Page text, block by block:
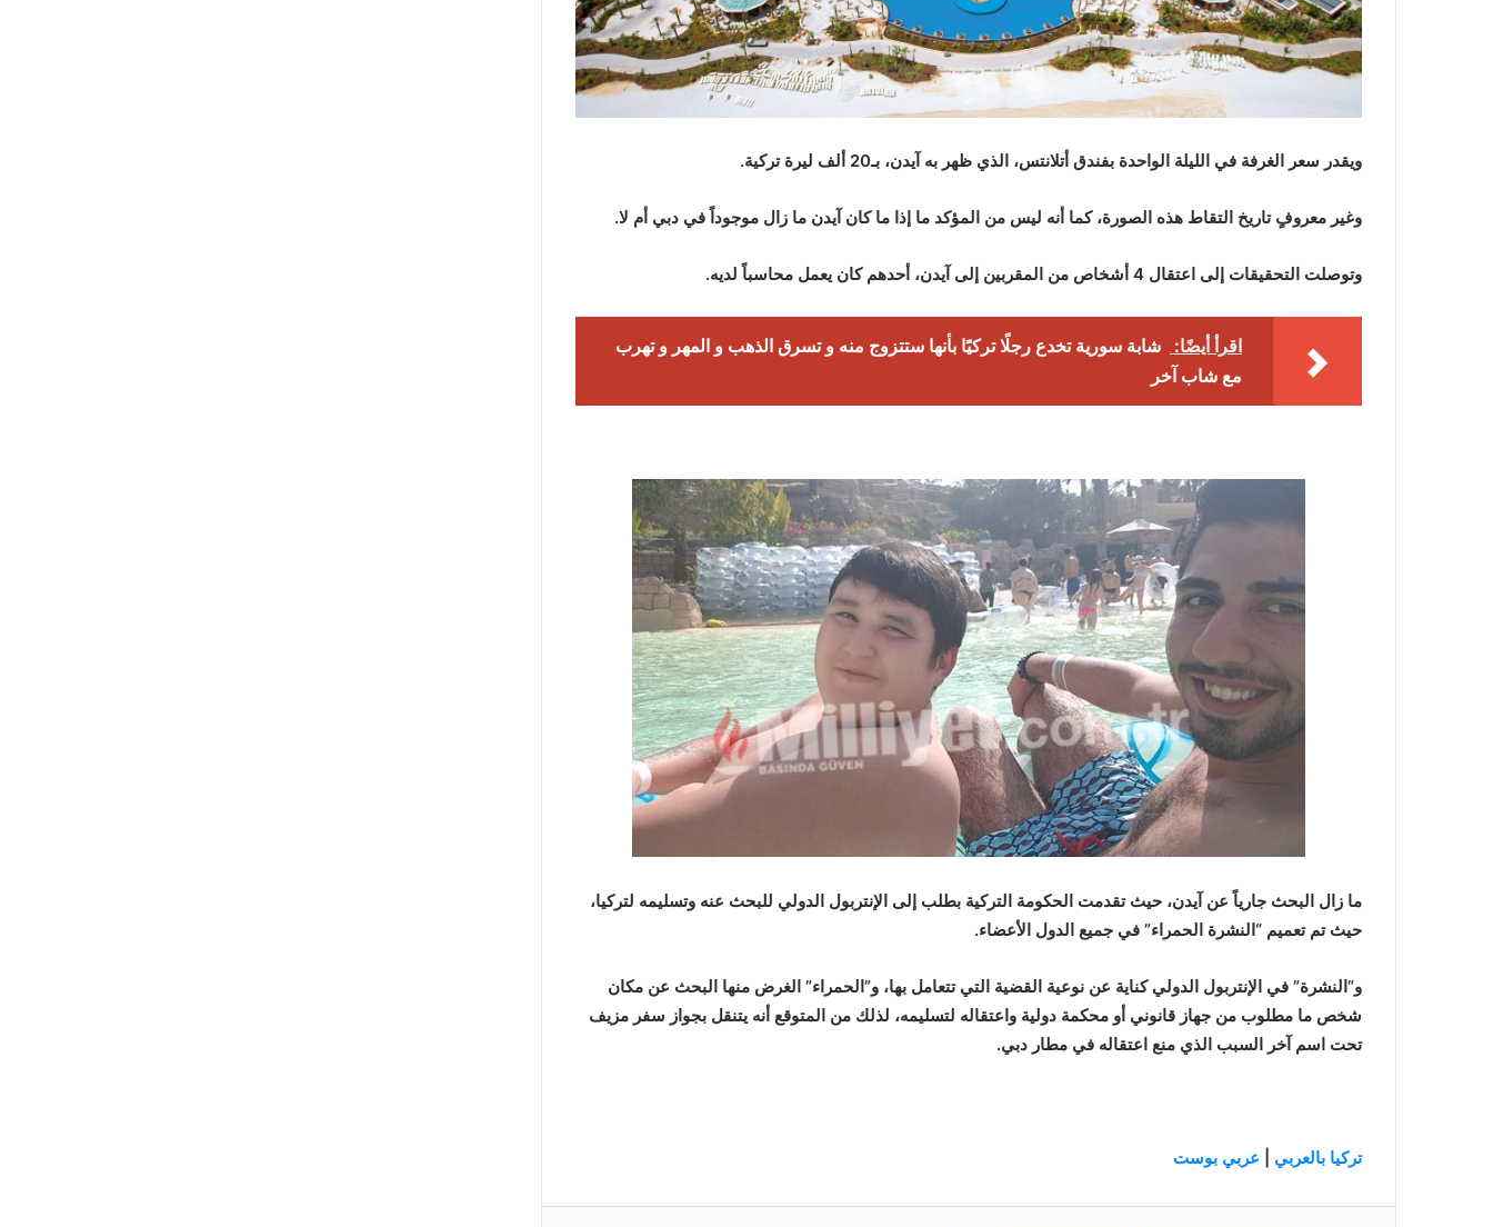
ويقدر سعر الغرفة في الليلة الواحدة بفندق أتلانتس، الذي ظهر به آيدن، بـ20 ألف ليرة تركية.
وغير معروفٍ تاريخ التقاط هذه الصورة، كما أنه ليس من المؤكد ما إذا ما كان آيدن ما زال موجوداً في دبي أم لا.
وتوصلت التحقيقات إلى اعتقال 4 أشخاص من المقربين إلى آيدن، أحدهم كان يعمل محاسباً لديه.
اقرأ أيضًا:
شابة سورية تخدع رجلًا تركيًا بأنها ستتزوج منه و تسرق الذهب و المهر و تهرب
مع شاب آخر
ما زال البحث جارياً عن آيدن، حيث تقدمت الحكومة التركية بطلب إلى الإنتربول الدولي للبحث عنه وتسليمه لتركيا،
حيث تم تعميم “النشرة الحمراء” في جميع الدول الأعضاء.
و”النشرة” في الإنتربول الدولي كناية عن نوعية القضية التي تتعامل بها، و”الحمراء” الغرض منها البحث عن مكان
شخص ما مطلوب من جهاز قانوني أو محكمة دولية واعتقاله لتسليمه، لذلك من المتوقع أنه يتنقل بجواز سفر مزيف
تحت اسم آخر السبب الذي منع اعتقاله في مطار دبي.
تركيا بالعربي عربي بوست